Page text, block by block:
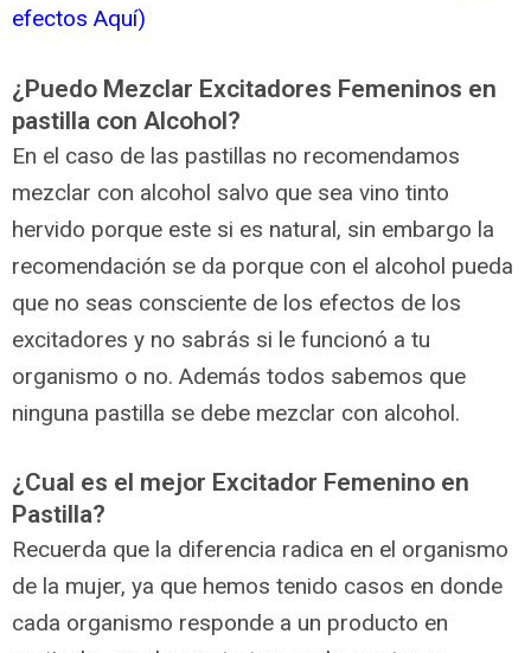
efectos Aquí)
¿Puedo Mezclar Excitadores Femeninos en
pastilla con Alcohol?
En el caso de las pastillas no recomendamos
mezclar con alcohol salvo que sea vino tinto
hervido porque este si es natural, sin embargo la
recomendación se da porque con el alcohol pueda
que no seas consciente de los efectos de los
excitadores y no sabrás si le funcionó a tu
organismo o no. Además todos sabemos que
ninguna pastilla se debe mezclar con alcohol.
¿Cual es el mejor Excitador Femenino en
Pastilla?
Recuerda que la diferencia radica en el organismo
de la mujer, ya que hemos tenido casos en donde
cada organismo responde a un producto en